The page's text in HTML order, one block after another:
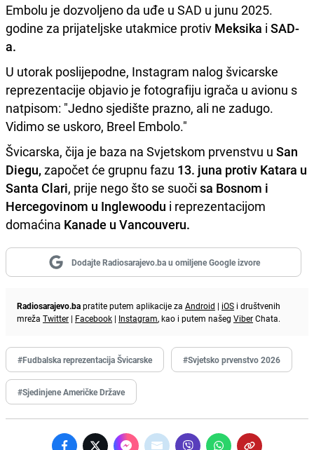
Embolu je dozvoljeno da uđe u SAD u junu 2025.
godine za prijateljske utakmice protiv Meksika i SAD-
a.
U utorak poslijepodne, Instagram nalog švicarske
reprezentacije objavio je fotografiju igrača u avionu s
natpisom: "Jedno sjedište prazno, ali ne zadugo.
Vidimo se uskoro, Breel Embolo."
Švicarska, čija je baza na Svjetskom prvenstvu u San
Diegu, započet će grupnu fazu 13. juna protiv Katara u
Santa Clari, prije nego što se suoči sa Bosnom i
Hercegovinom u Inglewoodu i reprezentacijom
domaćina Kanade u Vancouveru.
Dodajte Radiosarajevo.ba u omiljene Google izvore
Radiosarajevo.bapratite putem aplikacije za Android | iOS i društvenih
mreža Twitter | Facebook | Instagram, kao i putem našeg ViberChata.
#Fudbalska reprezentacija Švicarske #Svjetsko prvenstvo 2026
#Sjedinjene Američke Države